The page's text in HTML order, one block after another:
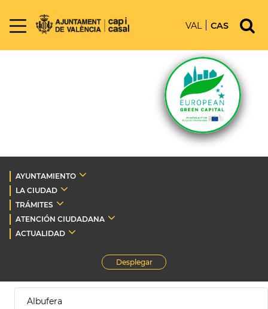
VAL CAS
AYUNTAMIENTO
LA CIUDAD
TRÁMITES
ATENCIÓN CIUDADANA
ACTUALIDAD
Desplegar
Albufera